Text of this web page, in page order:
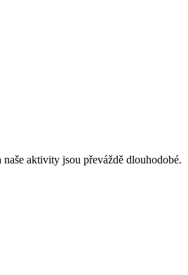
aktivity jsou převáždě dlouhodobé.